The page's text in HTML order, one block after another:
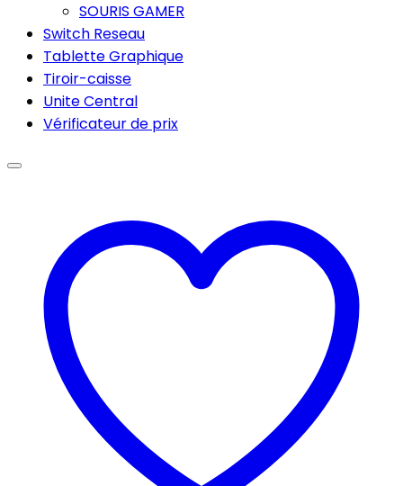
SOURIS GAMER
Switch Reseau
Tablette Graphique
Tiroir-caisse
Unite Central
Vérificateur de prix